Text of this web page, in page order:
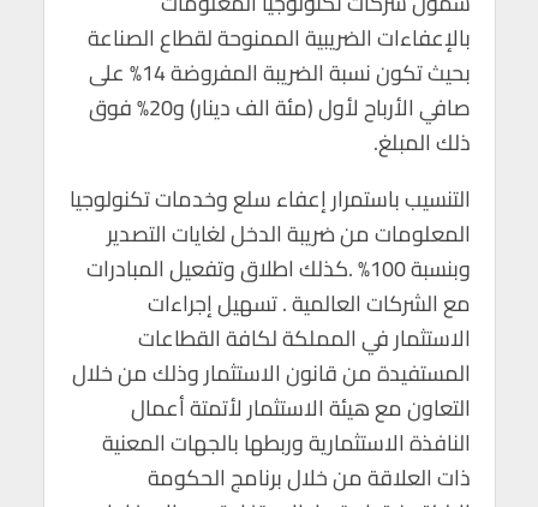
بالإعفاءات الضريبية الممنوحة لقطاع الصناعة
بحيث تكون نسبة الضريبة المفروضة 14% على
صافي الأرباح لأول (مئة الف دينار) و20% فوق
ذلك المبلغ.
التنسيب باستمرار إعفاء سلع وخدمات تكنولوجيا
المعلومات من ضريبة الدخل لغايات التصدير
وبنسبة 100% .كذلك اطلاق وتفعيل المبادرات
مع الشركات العالمية . تسهيل إجراءات
الاستثمار في المملكة لكافة القطاعات
المستفيدة من قانون الاستثمار وذلك من خلال
التعاون مع هيئة الاستثمار لأتمتة أعمال
النافذة الاستثمارية وربطها بالجهات المعنية
ذات العلاقة من خلال برنامج الحكومة